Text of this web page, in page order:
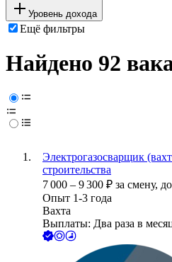
Уровень дохода
Ещё фильтры
Найдено 92
Электрогазосварщик
строительства
7 000 – 9 300 ₽ за смену,
Опыт 1-3 года
Вахта
Выплаты: Два раза в